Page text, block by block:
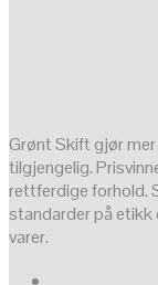
Grønt Skift gjør
tilgjengelig.
rettferdige forhold.
standarder på etikk
varer.